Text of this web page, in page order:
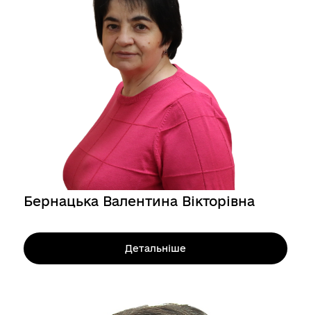
Бернацька Валентина Вікторівна
Детальніше